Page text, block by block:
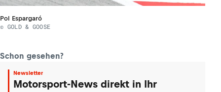
Pol Espargaró
© GOLD & GOOSE
Schon gesehen?
Newsletter
Motorsport-News direkt in Ihr